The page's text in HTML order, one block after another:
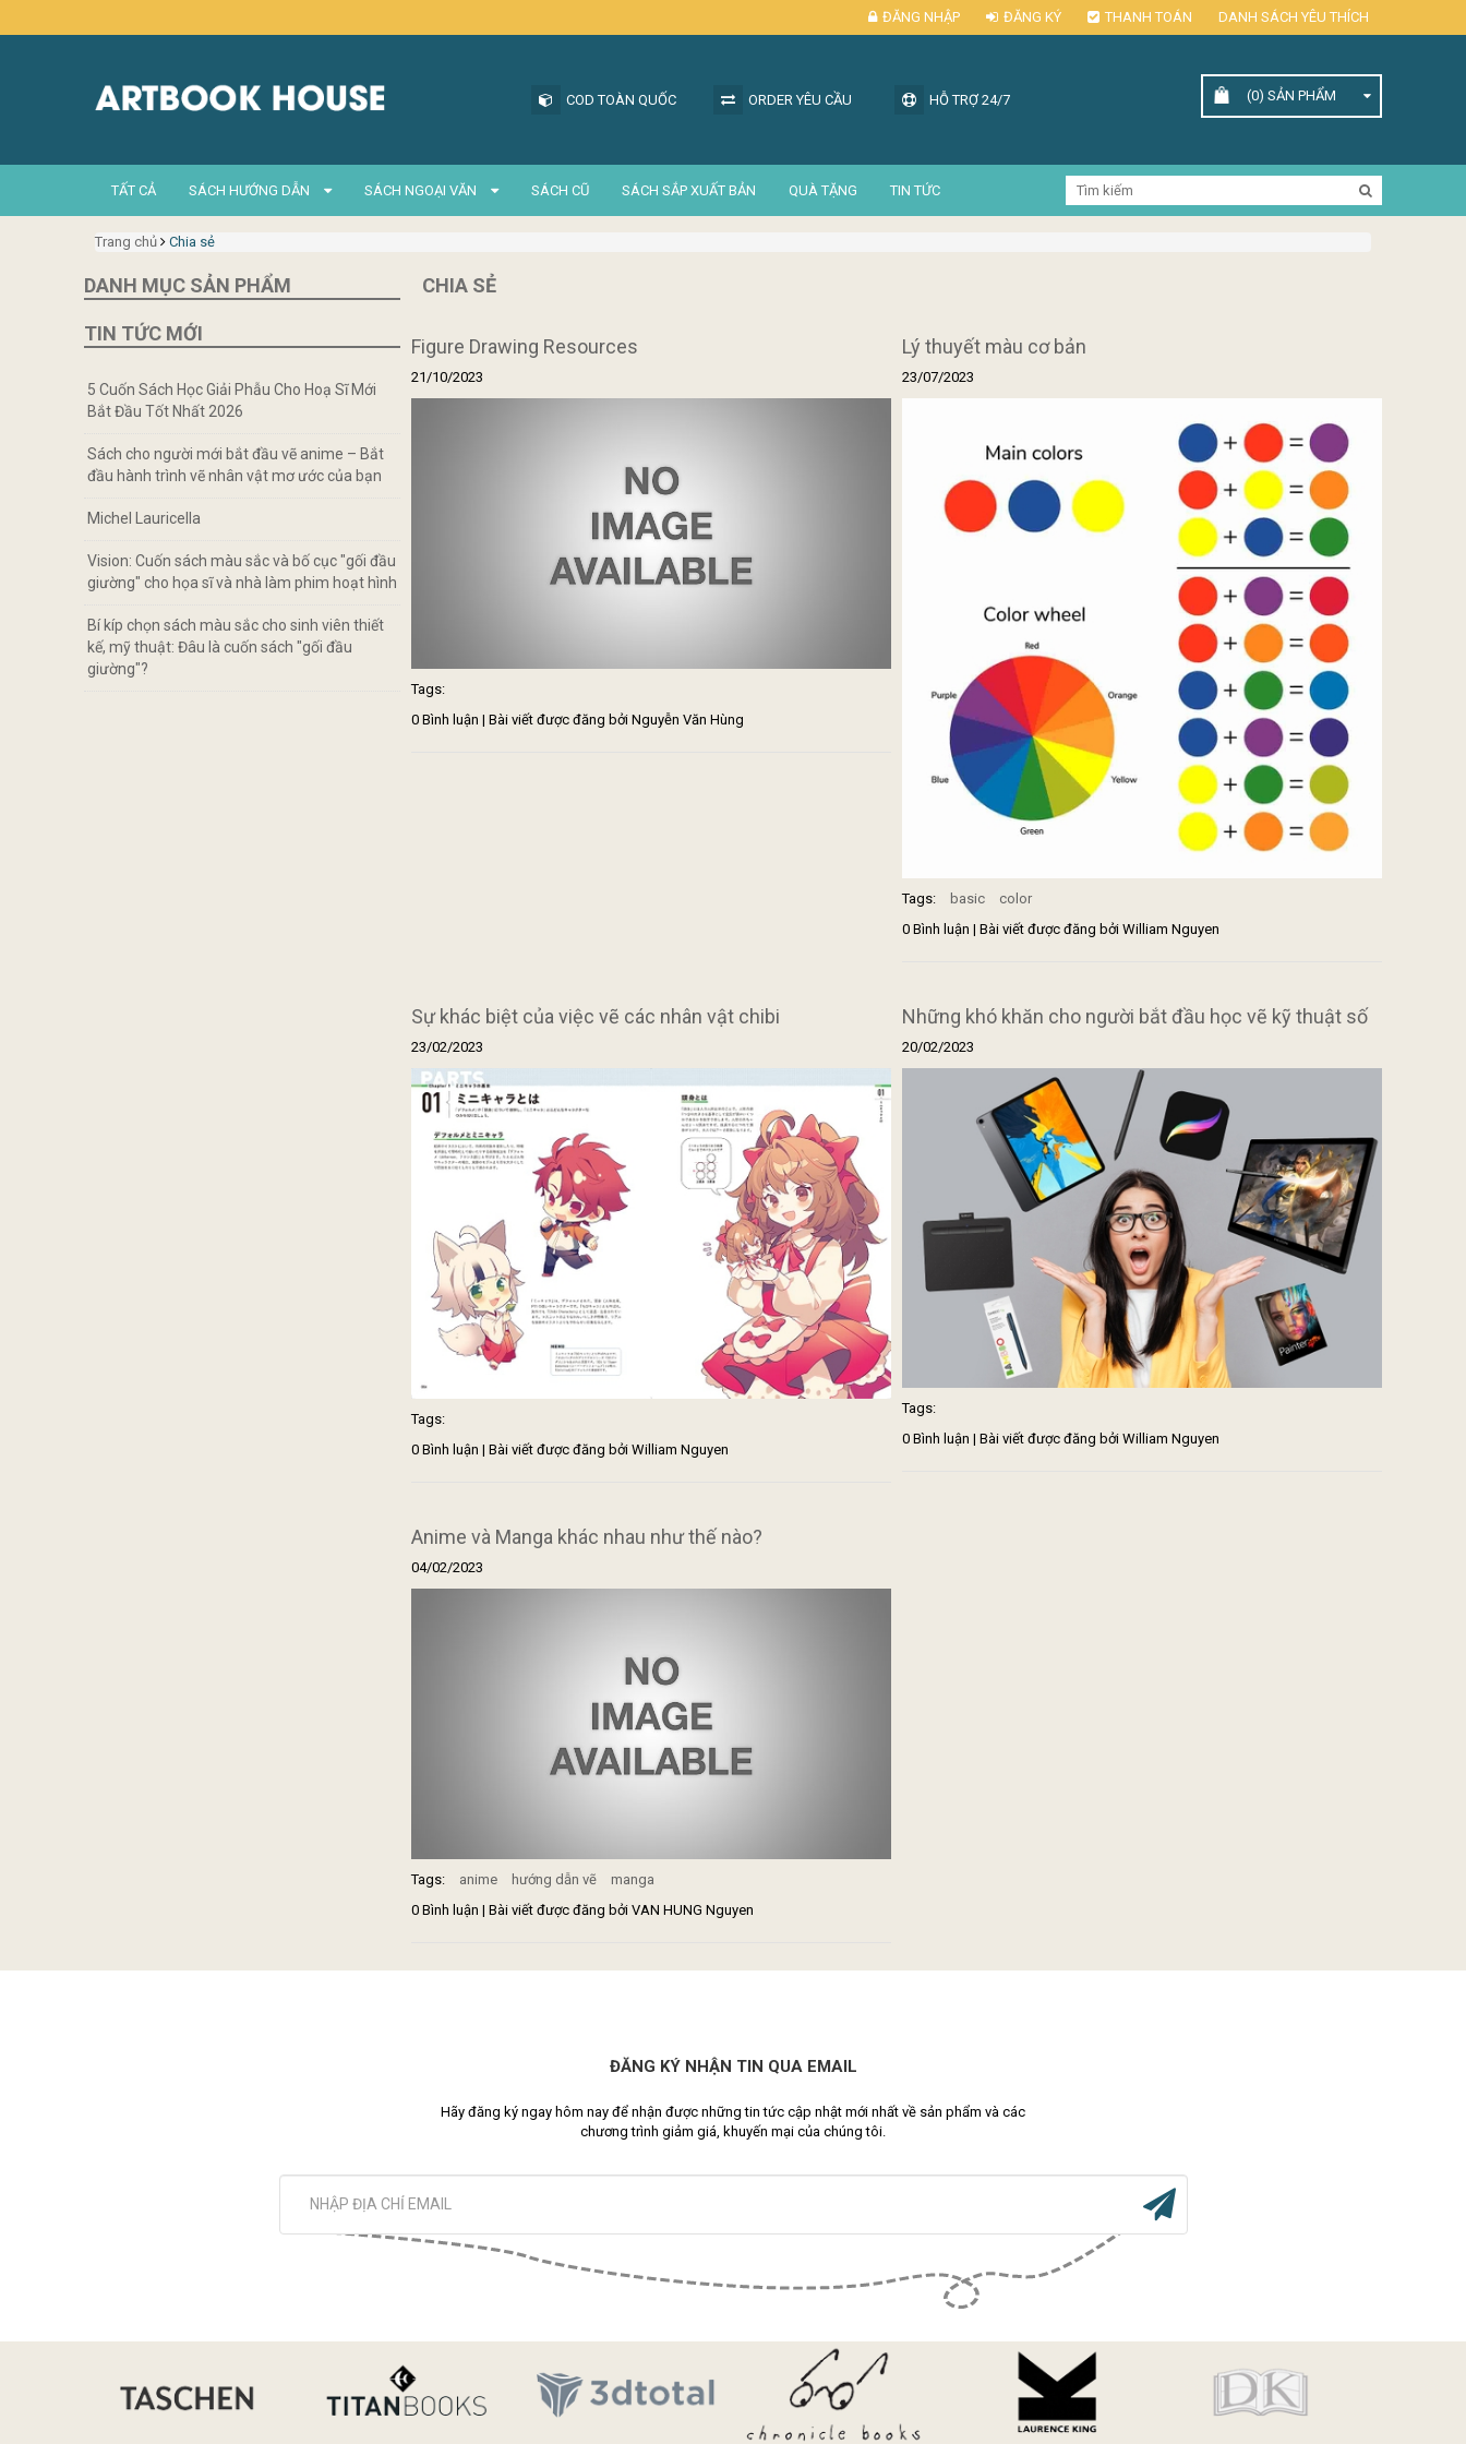
ĐĂNG NHẬP ĐĂNG KÝ THANH TOÁN DANH SÁCH YÊU THÍCH
COD TOÀN QUỐC ORDER YÊU CẦU HỖ TRỢ 24/7 (0) SẢN PHẨM
TẤT CẢ SÁCH HƯỚNG DẪN SÁCH NGOẠI VĂN SÁCH CŨ SÁCH SẮP XUẤT BẢN QUÀ TẶNG TIN TỨC
Trang chủ Chia sẻ
DANH MỤC SẢN PHẨM
TIN TỨC MỚI
5 Cuốn Sách Học Giải Phẫu Cho Hoạ Sĩ Mới
Bắt Đầu Tốt Nhất 2026
Sách cho người mới bắt đầu vẽ anime – Bắt
đầu hành trình vẽ nhân vật mơ ước của bạn
Michel Lauricella
Vision: Cuốn sách màu sắc và bố cục "gối đầu
giường" cho họa sĩ và nhà làm phim hoạt hình
Bí kíp chọn sách màu sắc cho sinh viên thiết
kế, mỹ thuật: Đâu là cuốn sách "gối đầu
giường"?
CHIA SẺ
Figure Drawing Resources
21/10/2023
Tags:
0 Bình luận | Bài viết được đăng bởi Nguyễn Văn Hùng
Lý thuyết màu cơ bản
23/07/2023
Tags: basic
color
0 Bình luận | Bài viết được đăng bởi William Nguyen
Sự khác biệt của việc vẽ các nhân vật chibi
23/02/2023
Tags:
0 Bình luận | Bài viết được đăng bởi William Nguyen
Những khó khăn cho người bắt đầu học vẽ kỹ thuật số
20/02/2023
Tags:
0 Bình luận | Bài viết được đăng bởi William Nguyen
Anime và Manga khác nhau như thế nào?
04/02/2023
Tags: anime hướng dẫn vẽ
manga
0 Bình luận | Bài viết được đăng bởi VAN HUNG Nguyen
ĐĂNG KÝ NHẬN TIN QUA EMAIL
Hãy đăng ký ngay hôm nay để nhận được những tin tức cập nhật mới nhất về sản phẩm và các
chương trình giảm giá, khuyến mại của chúng tôi.